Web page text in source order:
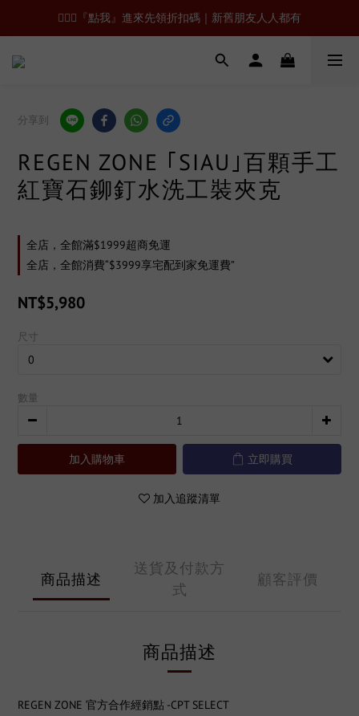
🙋🏻‍♂️『點我』進來先領折扣碼｜新舊朋友人人都有
分享到
REGEN ZONE ｢SIAU｣百顆手工
紅寶石鉚釘水洗工裝夾克
全店，全館滿$1999超商免運
全店，全館消費“$3999享宅配到家免運費”
NT$5,980
尺寸
數量
加入購物車 立即購買
加入追蹤清單
商品描述
送貨及付款方
式
顧客評價
商品描述
REGEN ZONE 官方合作經銷點 -CPT SELECT